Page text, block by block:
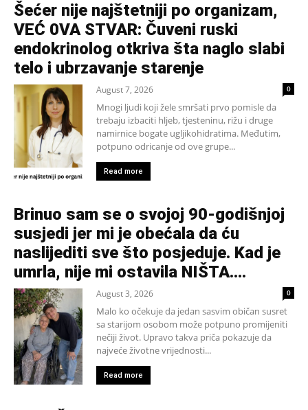
Šećer nije najštetniji po organizam,
VEĆ 0VA STVAR: Čuveni ruski
endokrinolog otkriva šta naglo slabi
telo i ubrzavanje starenje
August 7, 2026 0
Mnogi ljudi koji žele smršati prvo pomisle da
trebaju izbaciti hljeb, tjesteninu, rižu i druge
namirnice bogate ugljikohidratima. Međutim,
potpuno odricanje od ove grupe...
Read more
Brinuo sam se o svojoj 90-godišnjoj
susjedi jer mi je obećala da ću
naslijediti sve što posjeduje. Kad je
umrla, nije mi ostavila NIŠTA....
August 3, 2026 0
Malo ko očekuje da jedan sasvim običan susret
sa starijom osobom može potpuno promijeniti
nečiji život. Upravo takva priča pokazuje da
najveće životne vrijednosti...
Read more